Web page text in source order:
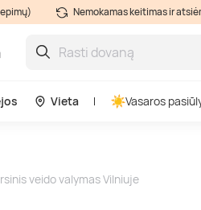
Nemokamas keitimas ir
Vieta Vasaros
veido valymas Vilniuje